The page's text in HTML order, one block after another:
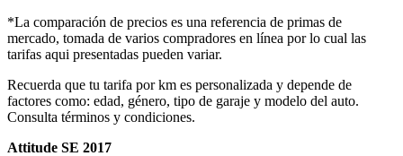
*La comparación de precios es una referencia de primas de
mercado, tomada de varios compradores en línea por lo cual las
tarifas aqui presentadas pueden variar.
Recuerda que tu tarifa por km es personalizada y depende de
factores como: edad, género, tipo de garaje y modelo del auto.
Consulta términos y condiciones.
Attitude SE 2017